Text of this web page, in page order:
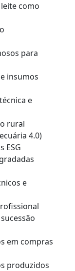
como
para
insumos
e
rural
4.0)
ESG
e
em compras
produzidos